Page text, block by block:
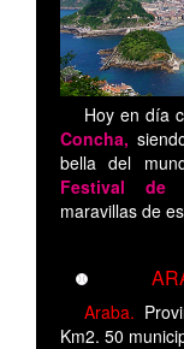
Hoy en día
Concha,
bella del
Festival de
maravillas de
Araba.
Km2. 50